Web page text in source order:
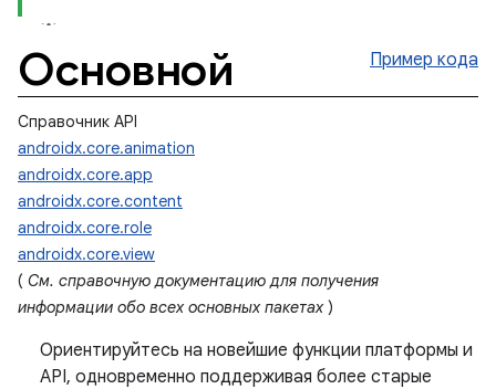
Основной Пример кода
Справочник API
androidx.core.animation
androidx.core.app
androidx.core.content
androidx.core.role
androidx.core.view
( См. справочную документацию для получения
информации обо всех основных пакетах)
Ориентируйтесь на новейшие функции платформы и
API, одновременно поддерживая более старые